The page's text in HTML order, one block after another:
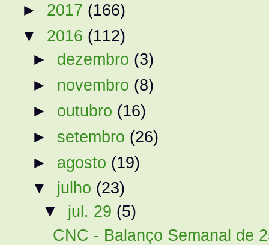
► 2017 (166)
▼ 2016 (112)
► dezembro (3)
► novembro (8)
► outubro (16)
► setembro (26)
► agosto (19)
▼ julho (23)
▼ jul. 29 (5)
CNC - Balanço Semanal de